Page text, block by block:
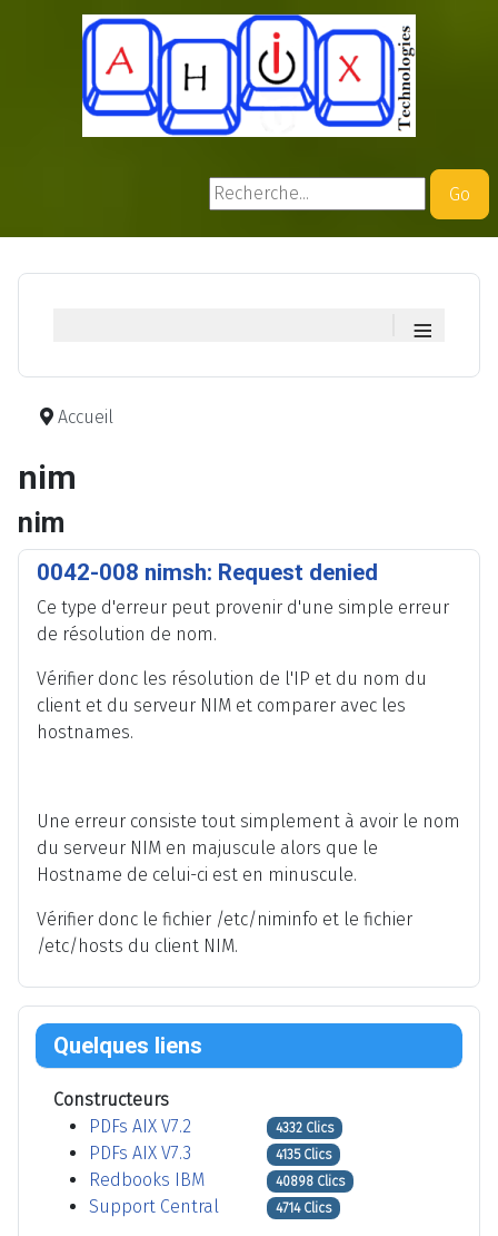
Rechercher
Go
≡
Accueil
nim
nim
0042-008 nimsh: Request denied
Ce type d'erreur peut provenir d'une simple erreur
de résolution de nom.
Vérifier donc les résolution de l'IP et du nom du
client et du serveur NIM et comparer avec les
hostnames.
Une erreur consiste tout simplement à avoir le nom
du serveur NIM en majuscule alors que le
Hostname de celui-ci est en minuscule.
Vérifier donc le fichier /etc/niminfo et le fichier
/etc/hosts du client NIM.
Quelques liens
Constructeurs
PDFs AIX V7.2
4332 Clics
PDFs AIX V7.3 4135 Clics
Redbooks IBM 40898 Clics
Support Central 4714 Clics